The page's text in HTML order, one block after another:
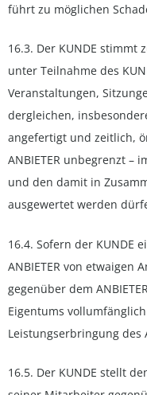
führt zu möglichen
16.3. Der KUNDE stimmt
unter Teilnahme des
Veranstaltungen,
dergleichen,
angefertigt und zeitlich,
ANBIETER unbegrenzt –
und den damit in
ausgewertet werden
16.4. Sofern der KUNDE
ANBIETER von etwaigen
gegenüber dem
Eigentums
Leistungserbringung des
16.5. Der KUNDE stellt